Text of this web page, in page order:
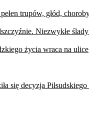
trupów, głód,
Niezwykłe
życia wraca na ulice
się decyzja